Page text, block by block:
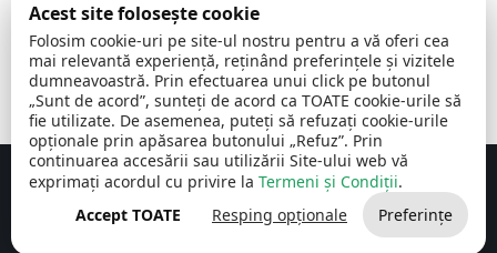
08:00 -
16:30
, vineri:
08:00 -
14:00
Comuna Cerchezu © 2026Toate drepturile rezervate
Concept realizat de Big Media Relații Publice SRL
Acest site folosește cookie
Folosim cookie-uri pe site-ul nostru pentru a vă oferi cea
mai relevantă experiență, reținând preferințele și vizitele
dumneavoastră. Prin efectuarea unui click pe butonul
„Sunt de acord”, sunteți de acord ca TOATE cookie-urile să
fie utilizate. De asemenea, puteți să refuzați cookie-urile
opționale prin apăsarea butonului „Refuz”. Prin
continuarea accesării sau utilizării Site-ului web vă
exprimați acordul cu privire la Termeni și Condiții.
Accept TOATE
Resping opționale Preferințe